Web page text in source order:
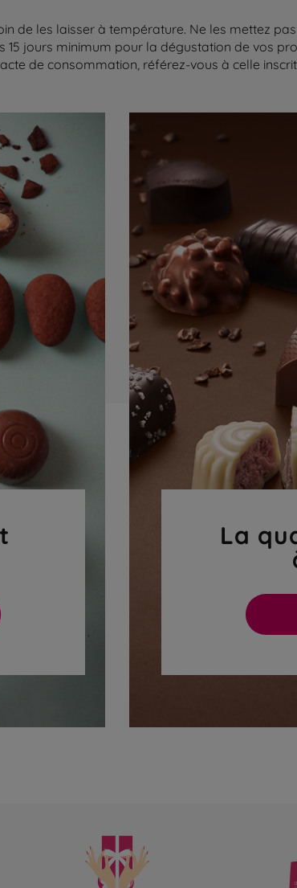
de les laisser à température. Ne les mettez
jours minimum pour la dégustation de vos
de consommation, référez-vous à celle
La